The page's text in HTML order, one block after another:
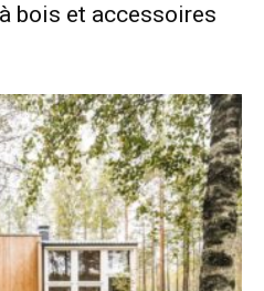
bois et accessoires